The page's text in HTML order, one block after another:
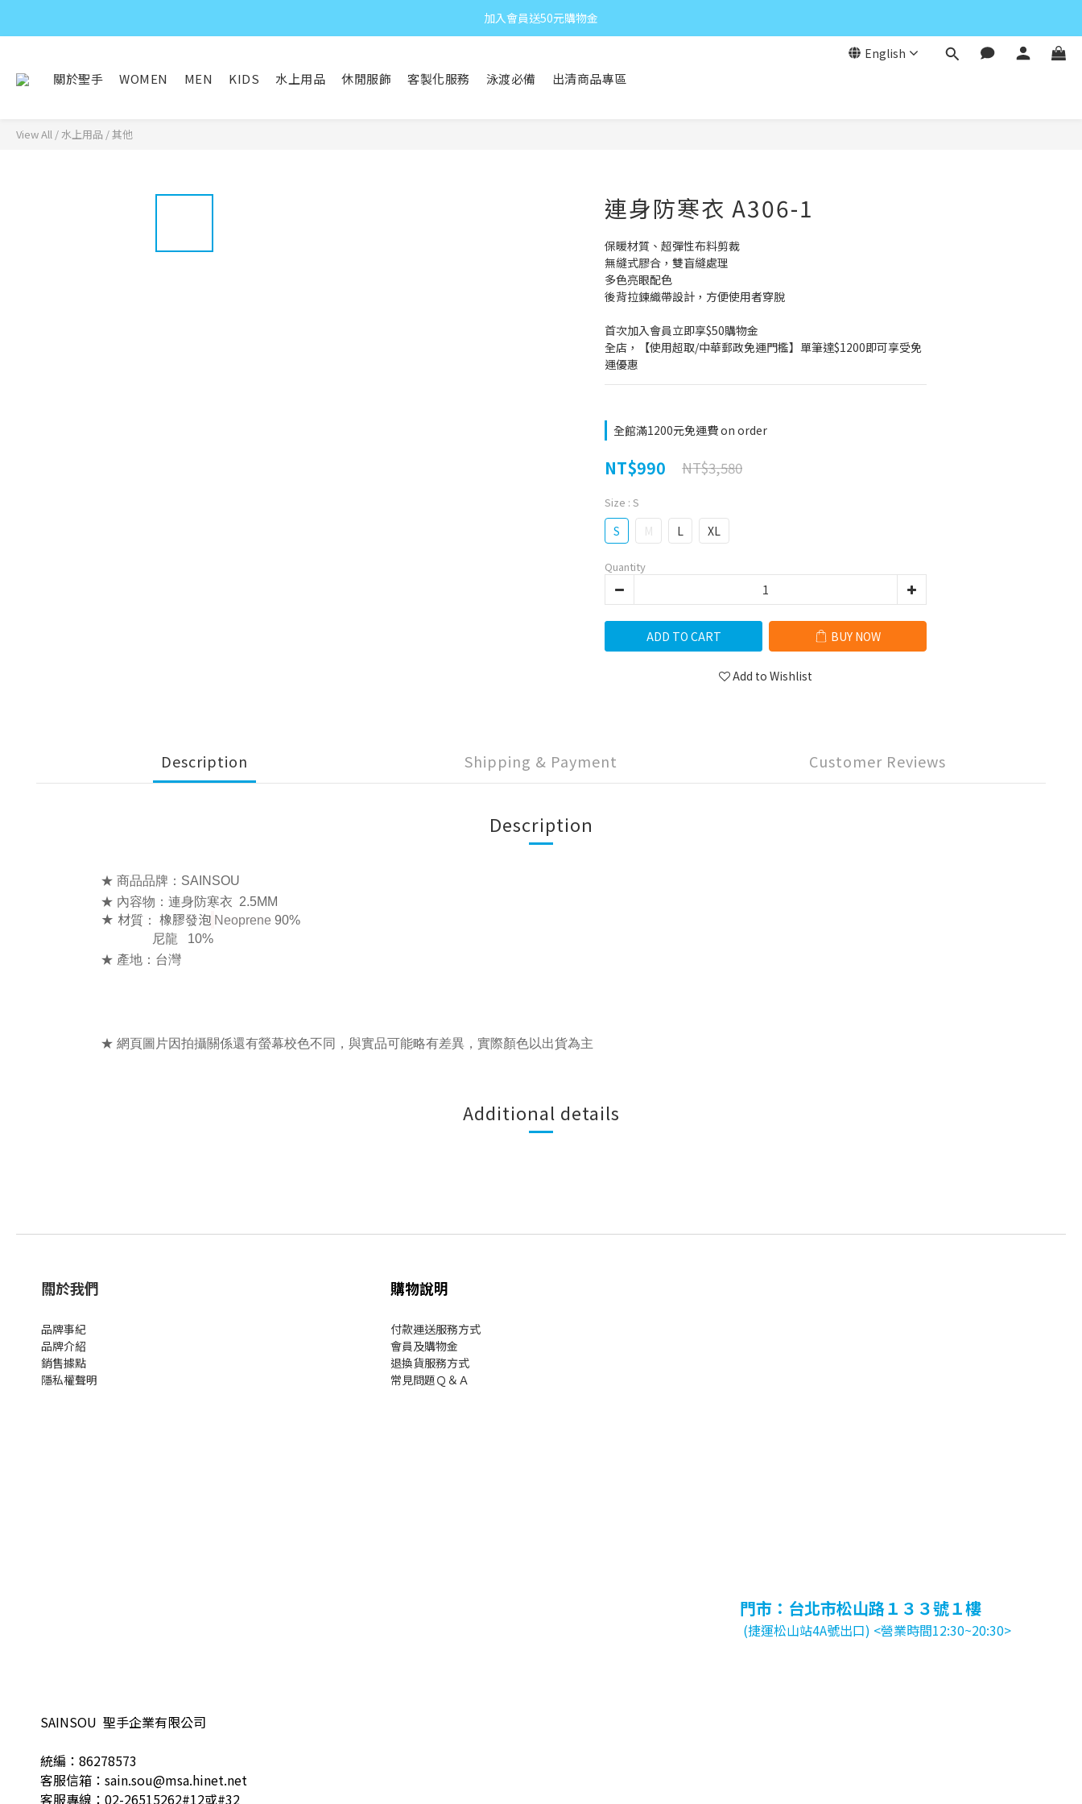
加入會員送50元購物金
English
關於聖手 WOMEN MEN KIDS 水上用品 休閒服飾 客製化服務 泳渡必備 出清商品專區
View All / 水上用品 /其他
連身防寒衣 A306-1
保暖材質、超彈性布料剪裁
無縫式膠合，雙盲縫處理
多色亮眼配色
後背拉鍊織帶設計，方便使用者穿脫
首次加入會員立即享$50購物金
全店，【使用超取/中華郵政免運門檻】單筆達$1200即可享受免
運優惠
全館滿1200元免運費 on order
NT$990 NT$3,580
Size : S
S M L XL
Quantity
ADD TO CART BUY NOW
Add to Wishlist
Description Shipping & Payment Customer Reviews
Description
★ 商品品牌：SAINSOU
★ 內容物：連身防寒衣 2.5MM
★ 材質： 橡膠發泡 Neoprene 90%
尼龍 10%
★ 產地：台灣
★ 網頁圖片因拍攝關係還有螢幕校色不同，與實品可能略有差異，實際顏色以出貨為主
Additional details
關於我們
品牌事紀
品牌介紹
銷售據點
隱私權聲明
購物說明
付款運送服務方式
會員及購物金
退換貨服務方式
常見問題Ｑ＆Ａ
門市：台北市松山路１３３號１樓
(捷運松山站4A號出口) <營業時間12:30~20:30>
SAINSOU 聖手企業有限公司
統編：86278573
客服信箱：sain.sou@msa.hinet.net
客服專線：02-26515262#12或#32